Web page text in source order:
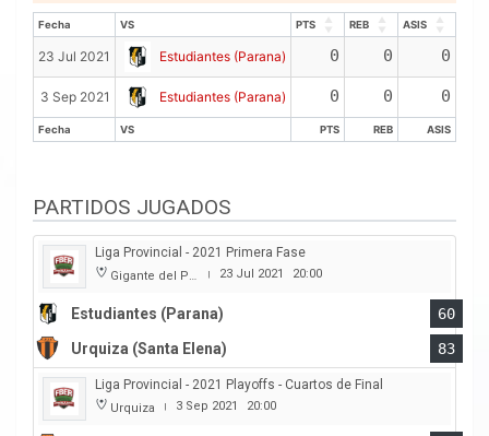
Fecha VS PTS REB
ASIS
VS
Fecha VS PTS REB ASIS
23 Jul 2021 Estudiantes (Parana) 0 0 0
3 Sep 2021 Estudiantes (Parana) 0 0 0
Fecha VS PTS REB ASIS
PARTIDOS JUGADOS
Liga Provincial - 2021 Primera Fase
Gigante del Parque | 23 Jul 2021 20:00
Estudiantes (Parana)
60
Urquiza (Santa Elena)
83
Liga Provincial - 2021 Playoffs - Cuartos de Final
Urquiza | 3 Sep 2021 20:00